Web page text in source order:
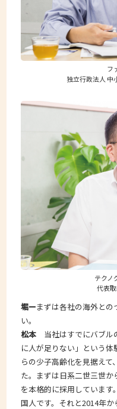
フ
独立行政法人 中
テクノ
代表
堀ーまずは各社の海外と
い。
松本 当社はすでにバブル
に人が足りない」という
らの少子高齢化を見据え
た。まずは日系二世三世か
を本格的に採用していま
国人です。それと2014年